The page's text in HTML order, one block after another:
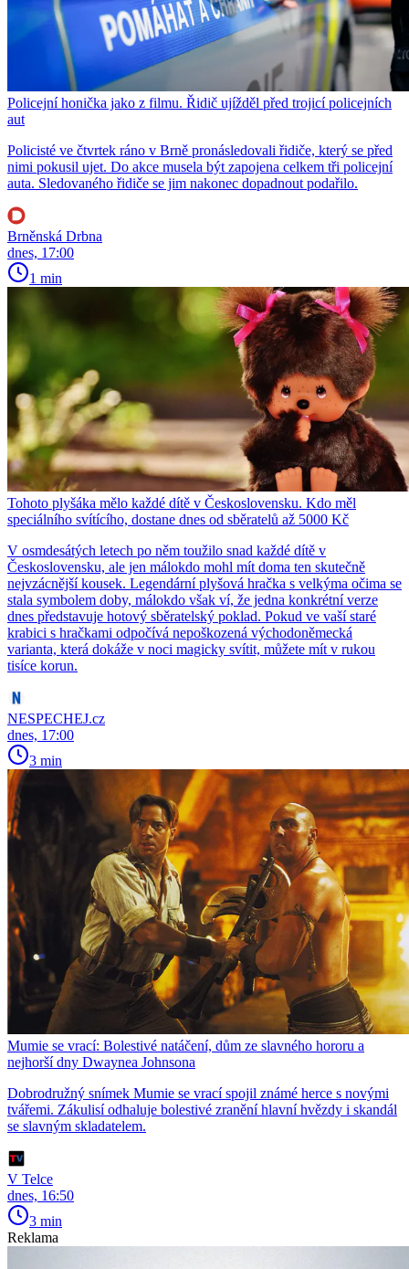
Policejní honička jako z filmu. Řidič ujížděl před trojicí policejních
aut
Policisté ve čtvrtek ráno v Brně pronásledovali řidiče, který se před
nimi pokusil ujet. Do akce musela být zapojena celkem tři policejní
auta. Sledovaného řidiče se jim nakonec dopadnout podařilo.
Brněnská Drbna
dnes, 17:00
1 min
Tohoto plyšáka mělo každé dítě v Československu. Kdo měl
speciálního svítícího, dostane dnes od sběratelů až 5000 Kč
V osmdesátých letech po něm toužilo snad každé dítě v
Československu, ale jen málokdo mohl mít doma ten skutečně
nejvzácnější kousek. Legendární plyšová hračka s velkýma očima se
stala symbolem doby, málokdo však ví, že jedna konkrétní verze
dnes představuje hotový sběratelský poklad. Pokud ve vaší staré
krabici s hračkami odpočívá nepoškozená východoněmecká
varianta, která dokáže v noci magicky svítit, můžete mít v rukou
tisíce korun.
NESPECHEJ.cz
dnes, 17:00
3 min
Mumie se vrací: Bolestivé natáčení, dům ze slavného hororu a
nejhorší dny Dwaynea Johnsona
Dobrodružný snímek Mumie se vrací spojil známé herce s novými
tvářemi. Zákulisí odhaluje bolestivé zranění hlavní hvězdy i skandál
se slavným skladatelem.
V Telce
dnes, 16:50
3 min
Reklama